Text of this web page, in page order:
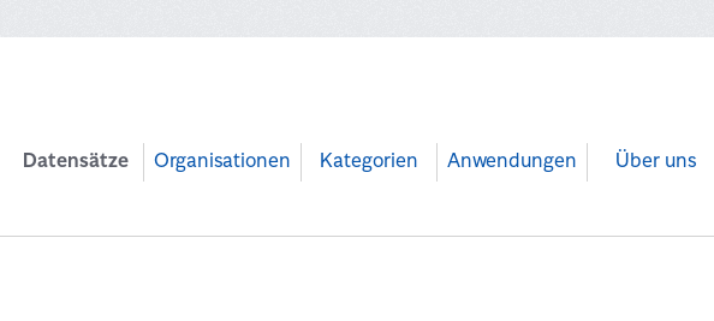
Datensätze Organisationen Kategorien Anwendungen Über uns